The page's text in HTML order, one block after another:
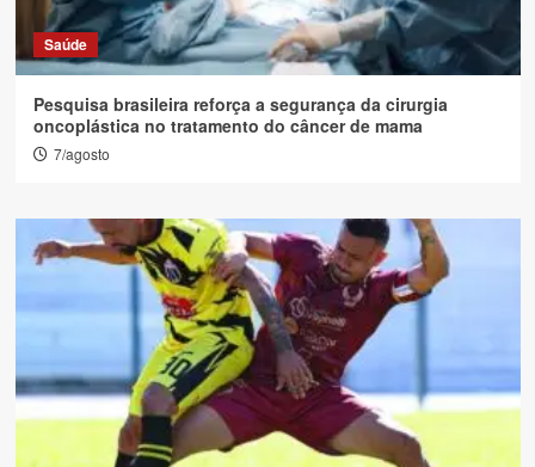
Saúde
Pesquisa brasileira reforça a segurança da cirurgia
oncoplástica no tratamento do câncer de mama
7/agosto